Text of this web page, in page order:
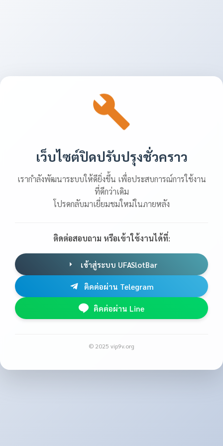
เว็บไซต์ปิดปรับปรุงชั่วคราว
เรากำลังพัฒนาระบบให้ดียิ่งขึ้น เพื่อประสบการณ์การใช้งาน
ที่ดีกว่าเดิม
โปรดกลับมาเยี่ยมชมใหม่ในภายหลัง
ติดต่อสอบถาม หรือเข้าใช้งานได้ที่:
เข้าสู่ระบบ UFASlotBar
ติดต่อผ่าน Telegram
ติดต่อผ่าน Line
© 2025 vip9v.org